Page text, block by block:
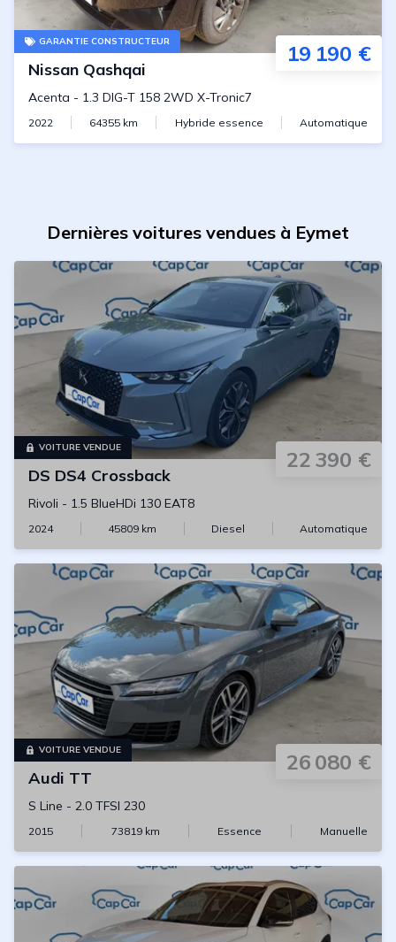
GARANTIE CONSTRUCTEUR 19 190 €
Nissan Qashqai
Acenta - 1.3 DIG-T 158 2WD X-Tronic7
2022 64355 km Hybride essence Automatique
Dernières voitures vendues à Eymet
VOITURE VENDUE 22 390 €
DS DS4 Crossback
Rivoli - 1.5 BlueHDi 130 EAT8
2024 45809 km Diesel Automatique
VOITURE VENDUE 26 080 €
Audi TT
S Line - 2.0 TFSI 230
2015 73819km Essence Manuelle